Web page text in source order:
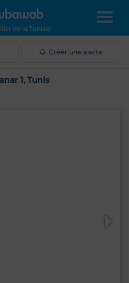
de la Tunisie
Créer une alerte
1, Tunis